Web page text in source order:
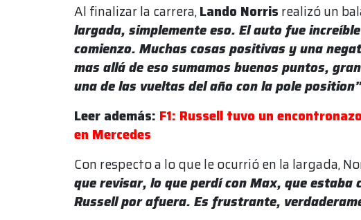
Al finalizar la carrera,Lando Norris realizó un
largada, simplemente eso. El auto fue
comienzo. Muchas cosas positivas y una
mas allá de eso sumamos buenos puntos,
una de las vueltas del año con la pole
Leer además: F1: Russell tuvo un
en Mercedes
Con respecto a lo que le ocurrió en la largada,
que revisar, lo que perdí con Max, que estaba
Russell por afuera. Es frustrante,